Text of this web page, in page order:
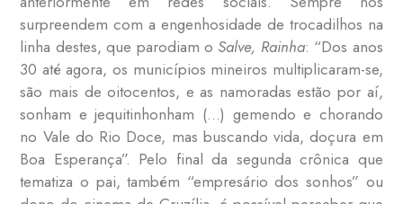
surpreendem com a engenhosidade de trocadilhos na
linha destes, que parodiam o Salve, Rainha: “Dos anos
30 até agora, os municípios mineiros multiplicaram-se,
são mais de oitocentos, e as namoradas estão por aí,
sonham e jequitinhonham (…) gemendo e chorando
no Vale do Rio Doce, mas buscando vida, doçura em
Boa Esperança”. Pelo final da segunda crônica que
tematiza o pai, também “empresário dos sonhos” ou